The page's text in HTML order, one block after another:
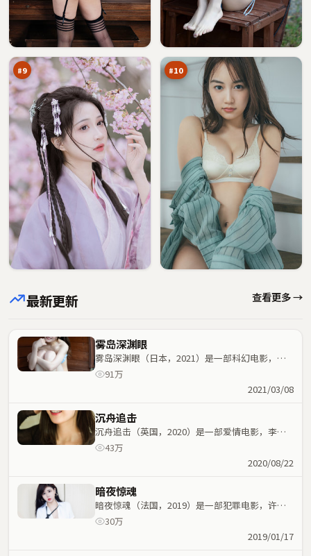
#9
风
暴
密
令万
#10
逆
城万
最新更新 查看更多 →
雾岛深渊眼
雾岛深渊眼（日本，2021）是一部科幻电影，刁
亦男执导，杨幂、巩俐等主演；科幻元素与人物命
91万
2021/03/08
沉舟追击
沉舟追击（英国，2020）是一部爱情电影，李安
执导，巩俐、雷佳音等主演；爱情元素与人物命运
43万
2020/08/22
暗夜惊魂
暗夜惊魂（法国，2019）是一部犯罪电影，许鞍
华执导，大鹏、章子怡等主演；犯罪元素与人物命
30万
2019/01/17